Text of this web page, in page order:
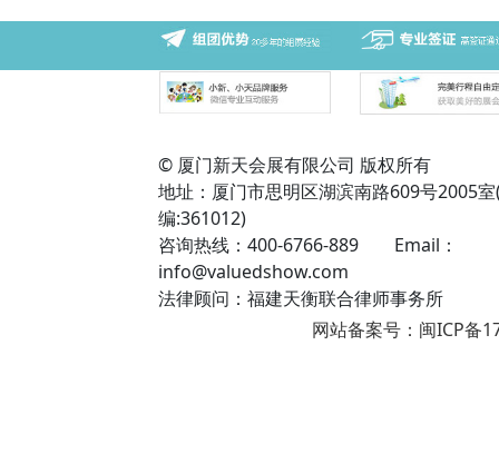
© 厦门新天会展有限公司 版权所有
地址：厦门市思明区湖滨南路609号2005
编:361012)
咨询热线：400-6766-889 Email：
info@valuedshow.com
法律顾问：福建天衡联合律师事务所
网站备案号：闽ICP备